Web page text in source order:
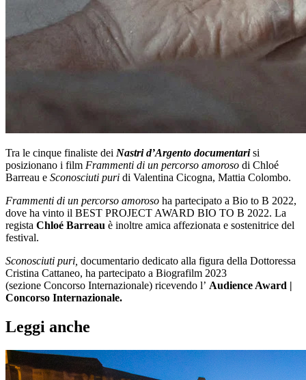
Tra le cinque finaliste dei Nastri d’Argento documentari si
posizionano i film Frammenti di un percorso amoroso di Chloé
Barreau e Sconosciuti puri di Valentina Cicogna, Mattia Colombo.
Frammenti di un percorso amoroso ha partecipato a Bio to B 2022,
dove ha vinto il BEST PROJECT AWARD BIO TO B 2022. La
regista Chloé Barreau è inoltre amica affezionata e sostenitrice del
festival.
Sconosciuti puri, documentario dedicato alla figura della Dottoressa
Cristina Cattaneo, ha partecipato a Biografilm 2023
(sezione Concorso Internazionale) ricevendo l’ Audience Award |
Concorso Internazionale.
Leggi anche